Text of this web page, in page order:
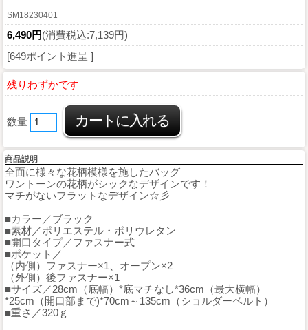
SM18230401
6,490円(消費税込:7,139円)
[649ポイント進呈 ]
残りわずかです
数量
商品説明
全面に様々な花柄模様を施したバッグ
ワントーンの花柄がシックなデザインです！
マチがないフラットなデザイン☆彡
■カラー／ブラック
■素材／ポリエステル・ポリウレタン
■開口タイプ／ファスナー式
■ポケット／
（内側）ファスナー×1、オープン×2
（外側）後ファスナー×1
■サイズ／28cm（底幅）*底マチなし*36cm（最大横幅）
*25cm（開口部まで)*70cm～135cm（ショルダーベルト）
■重さ／320ｇ